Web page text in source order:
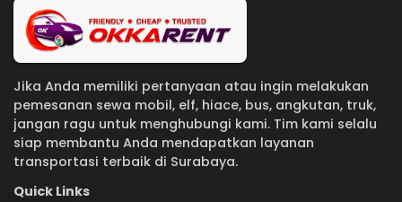
Jika Anda memiliki pertanyaan atau ingin melakukan
pemesanan sewa mobil, elf, hiace, bus, angkutan, truk,
jangan ragu untuk menghubungi kami. Tim kami selalu
siap membantu Anda mendapatkan layanan
transportasi terbaik di Surabaya.
Quick Links